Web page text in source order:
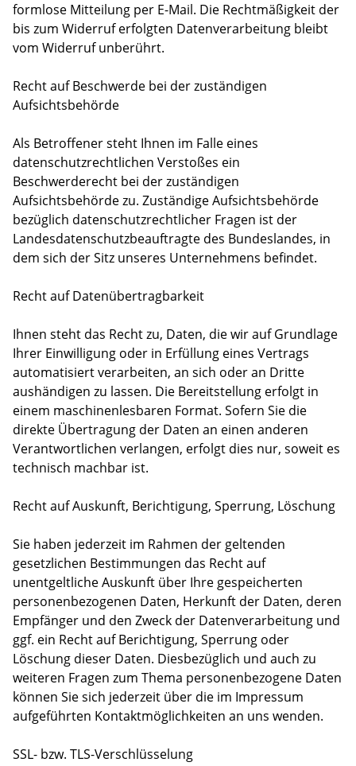
formlose Mitteilung per E-Mail. Die Rechtmäßigkeit der
bis zum Widerruf erfolgten Datenverarbeitung bleibt
vom Widerruf unberührt.
Recht auf Beschwerde bei der zuständigen
Aufsichtsbehörde
Als Betroffener steht Ihnen im Falle eines
datenschutzrechtlichen Verstoßes ein
Beschwerderecht bei der zuständigen
Aufsichtsbehörde zu. Zuständige Aufsichtsbehörde
bezüglich datenschutzrechtlicher Fragen ist der
Landesdatenschutzbeauftragte des Bundeslandes, in
dem sich der Sitz unseres Unternehmens befindet.
Recht auf Datenübertragbarkeit
Ihnen steht das Recht zu, Daten, die wir auf Grundlage
Ihrer Einwilligung oder in Erfüllung eines Vertrags
automatisiert verarbeiten, an sich oder an Dritte
aushändigen zu lassen. Die Bereitstellung erfolgt in
einem maschinenlesbaren Format. Sofern Sie die
direkte Übertragung der Daten an einen anderen
Verantwortlichen verlangen, erfolgt dies nur, soweit es
technisch machbar ist.
Recht auf Auskunft, Berichtigung, Sperrung, Löschung
Sie haben jederzeit im Rahmen der geltenden
gesetzlichen Bestimmungen das Recht auf
unentgeltliche Auskunft über Ihre gespeicherten
personenbezogenen Daten, Herkunft der Daten, deren
Empfänger und den Zweck der Datenverarbeitung und
ggf. ein Recht auf Berichtigung, Sperrung oder
Löschung dieser Daten. Diesbezüglich und auch zu
weiteren Fragen zum Thema personenbezogene Daten
können Sie sich jederzeit über die im Impressum
aufgeführten Kontaktmöglichkeiten an uns wenden.
SSL- bzw. TLS-Verschlüsselung